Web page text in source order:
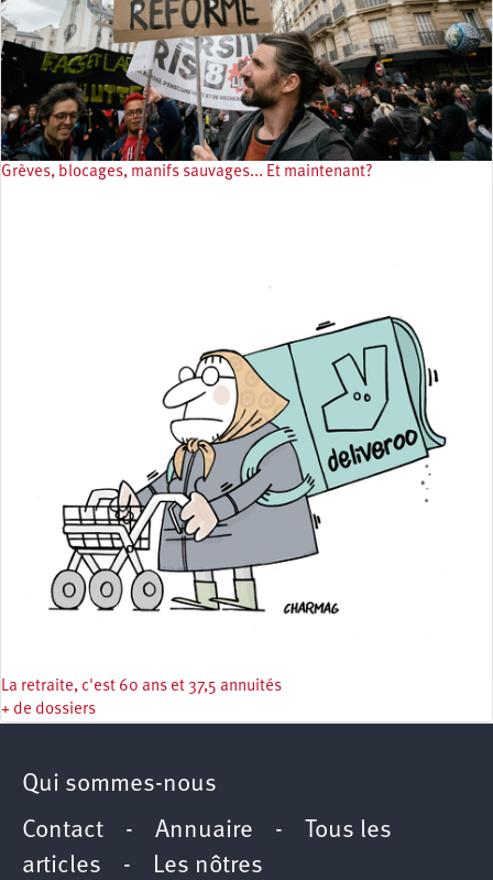
Grèves, blocages, manifs sauvages... Et maintenant?
La retraite, c'est 60 ans et 37,5 annuités
+ de dossiers
Qui sommes-nous
Contact - Annuaire - Tous les
articles -
Les nôtres